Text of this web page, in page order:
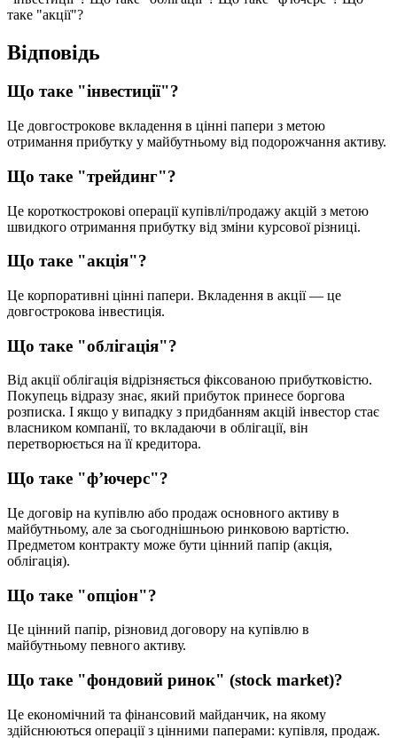
таке "акції"?
Відповідь
Що таке "інвестиції"?
Це довгострокове вкладення в цінні папери з метою
отримання прибутку у майбутньому від подорожчання активу.
Що таке "трейдинг"?
Це короткострокові операції купівлі/продажу акцій з метою
швидкого отримання прибутку від зміни курсової різниці.
Що таке "акція"?
Це корпоративні цінні папери. Вкладення в акції — це
довгострокова інвестиція.
Що таке "облігація"?
Від акції облігація відрізняється фіксованою прибутковістю.
Покупець відразу знає, який прибуток принесе боргова
розписка. І якщо у випадку з придбанням акцій інвестор стає
власником компанії, то вкладаючи в облігації, він
перетворюється на її кредитора.
Що таке "ф’ючерс"?
Це договір на купівлю або продаж основного активу в
майбутньому, але за сьогоднішньою ринковою вартістю.
Предметом контракту може бути цінний папір (акція,
облігація).
Що таке "опціон"?
Це цінний папір, різновид договору на купівлю в
майбутньому певного активу.
Що таке "фондовий ринок" (stock market)?
Це економічний та фінансовий майданчик, на якому
здійснюються операції з цінними паперами: купівля, продаж.